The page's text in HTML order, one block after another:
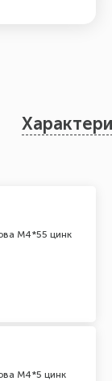
М4*55 цинк
М4*5 цинк